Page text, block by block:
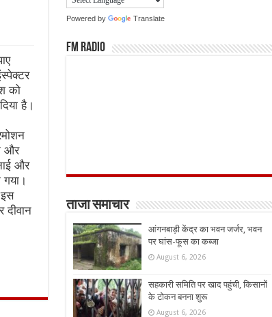
को
है।
और
और
दीवान
Powered by Translate
FM Radio
ताजा समाचार
आंगनबाड़ी केंद्र का भवन जर्जर, भवन
पर घांस-फूस का कब्जा
August 6, 2026
सहकारी समिति पर खाद पहुंची, किसानों
के टोकन बनना शुरू
August 6, 2026